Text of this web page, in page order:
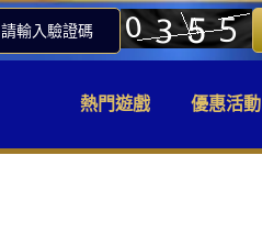
請輸入驗證碼
熱門遊戲 優惠活動